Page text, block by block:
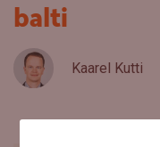
balti
Kaarel Kutti